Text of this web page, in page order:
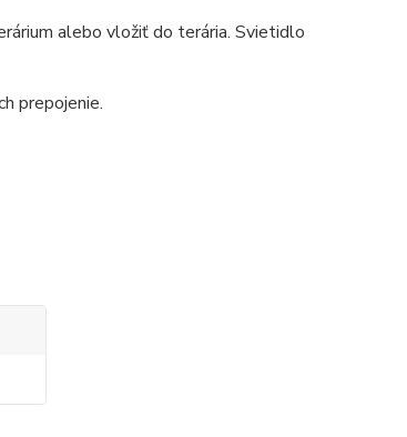
alebo vložiť do terária. Svietidlo
prepojenie.